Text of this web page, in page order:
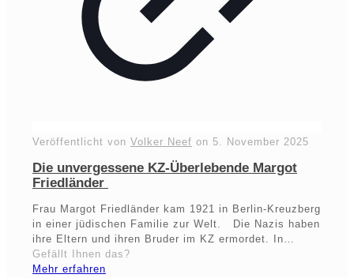
Veröffentlicht von Volker Neef on 5. November 2025
Die unvergessene KZ-Überlebende Margot
Friedländer
Frau Margot Friedländer kam 1921 in Berlin-Kreuzberg
in einer jüdischen Familie zur Welt. Die Nazis haben
ihre Eltern und ihren Bruder im KZ ermordet. In…
Gefällt Ihnen das?
Mehr erfahren